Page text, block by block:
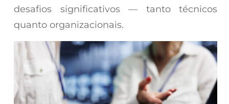
desafios significativos — tanto técnicos
quanto organizacionais.